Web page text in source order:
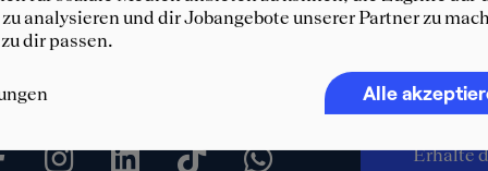
Immer
Erhalte
analysieren und dir Jobangebote unserer Partner zu
dir passen.
Alle